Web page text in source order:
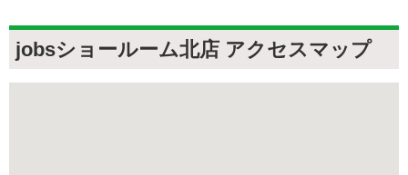
jobsショールーム北店 アクセスマップ